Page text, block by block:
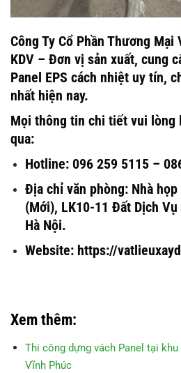
Công Ty Cổ Phần Thương
KDV – Đơn vị sản xuất, cung
Panel EPS cách nhiệt uy tín,
nhất hiện nay.
Mọi thông tin chi tiết vui lòng
qua:
Hotline: 096 259 5115 –
Địa chỉ văn phòng: Nhà
(Mới), LK10-11 Đất Dịch
Hà Nội.
Website: https://
Xem thêm:
Thi công dựng vách Panel tại
Vĩnh Phúc